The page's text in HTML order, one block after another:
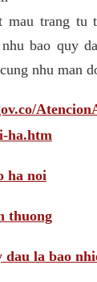
mau trang tu
bao quy
nhu man
ha.htm
ha noi
thuong
dau la bao